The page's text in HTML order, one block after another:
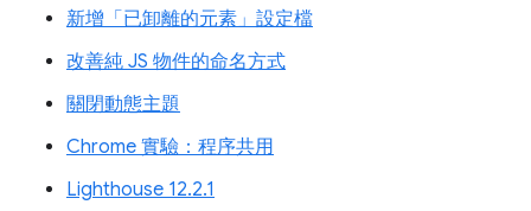
新增「已卸離的元素」設定檔
改善純 JS 物件的命名方式
關閉動態主題
Chrome 實驗：程序共用
Lighthouse 12.2.1